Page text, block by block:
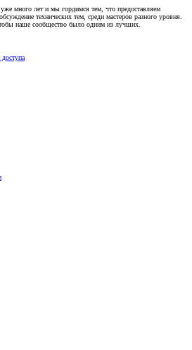
много лет и мы гордимся тем, что предоставляем
технических тем, среди мастеров разного уровня.
наше сообщество было одним из лучших.
доступа